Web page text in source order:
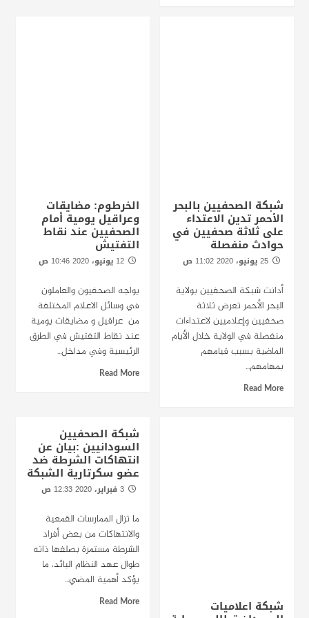
شبكة الصحفيين بالبحر
الأحمر تدين الاعتداء
على ثلاثة صحفيين في
حوادث منفصلة
25 يونيو، 2020 11:02 ص
أدانت شبكة الصحفيين بولاية
البحر الأحمر تعرض ثلاثة
صحفيين وإعلاميين لاعتداءات
منفصلة في الولاية خلال الأيام
الماضية بسبب قيامهم
بمهامهم...
Read More
الخرطوم: مضايقات
وعراقيل يومية أمام
الصحفيين عند نقاط
التفتيش
12 يونيو، 2020 10:46 ص
يواجه الصحفيون والعاملون
في وسائل الاعلام المختلفة
من عراقيل و مضايقات يومية
عند نقاط التفتيش في الطرق
الرئيسية وفي مداخل...
Read More
شبكة اعلاميات
شبكة الصحفيين
السودانيين :بيان عن
انتهاكات الشرطة ضد
عضو سكرتارية الشبكة
3 فبراير، 2020 12:33 ص
ما تزال الممارسات القمعية
والانتهاكات من بعض أفراد
الشرطة مستمرة بصلفها ذاته
طوال عهد النظام البائد، ما
يؤكد أهمية المضي...
Read More